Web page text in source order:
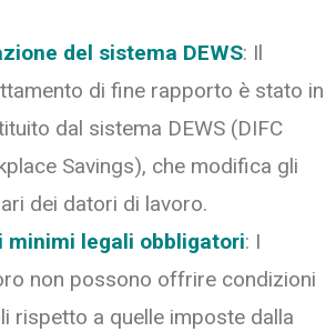
del sistema DEWS: Il
di fine rapporto è stato in
dal sistema DEWS (DIFC
Savings), che modifica gli
dei datori di lavoro.
minimi legali obbligatori: I
non possono offrire condizioni
rispetto a quelle imposte dalla